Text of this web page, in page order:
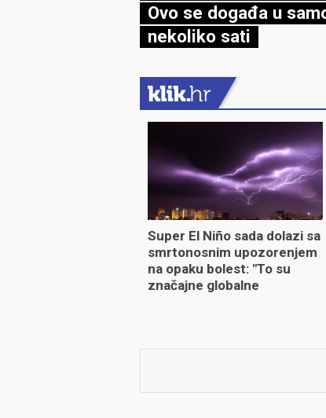
Ovo se događa u
nekoliko sati
Super El Niño sada dolazi sa
smrtonosnim upozorenjem
na opaku bolest: "To su
značajne globalne